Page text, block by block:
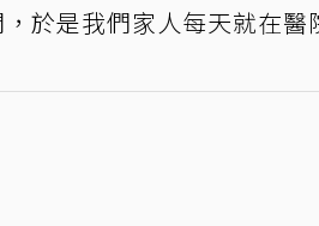
於是我們家人每天就在醫